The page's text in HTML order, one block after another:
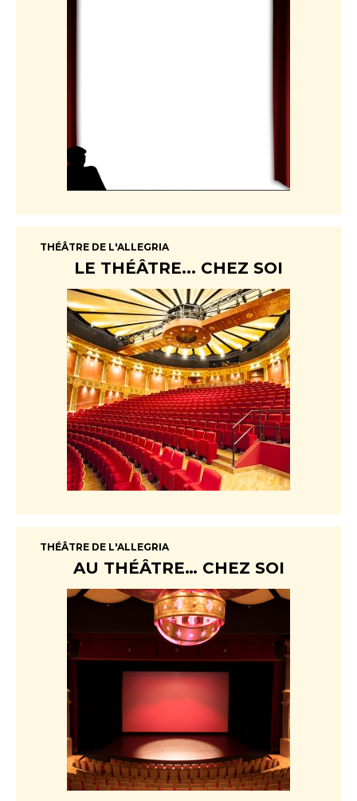
THÉÂTRE DE L'ALLEGRIA
LE THÉÂTRE... CHEZ SOI
THÉÂTRE DE L'ALLEGRIA
AU THÉÂTRE… CHEZ SOI